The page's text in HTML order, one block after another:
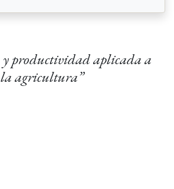
y productividad aplicada a
la agricultura”